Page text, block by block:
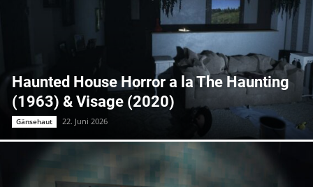
Haunted House Horror a la The Haunting
(1963) & Visage (2020)
Gänsehaut 22. Juni 2026